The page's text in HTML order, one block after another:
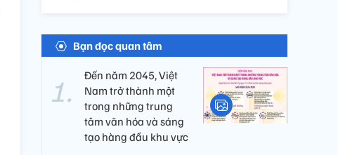
Bạn đọc quan tâm
Đến năm 2045, Việt
Nam trở thành một
trong những trung
tâm văn hóa và sáng
tạo hàng đầu khu vực